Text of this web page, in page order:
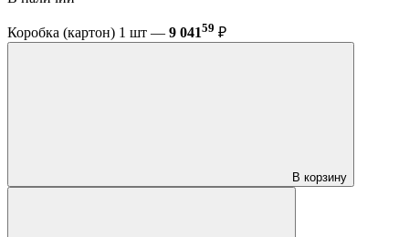
Коробка (картон) 1 шт — 9 04159 ₽
В корзину